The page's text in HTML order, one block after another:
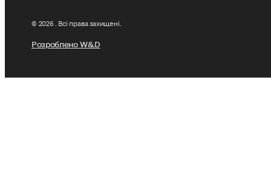
© 2026 . Всі права захищені.
Розроблено W&D